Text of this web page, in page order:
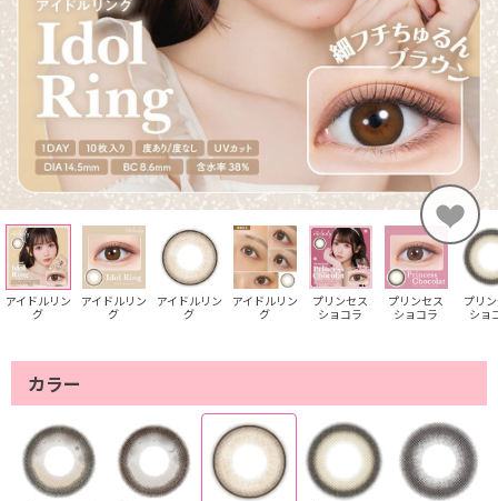
アイドルリン
グ
アイドルリン
グ
アイドルリン
グ
アイドルリン
グ
プリンセス
ショコラ
プリンセス
ショコラ
プリ
ショ
カラー